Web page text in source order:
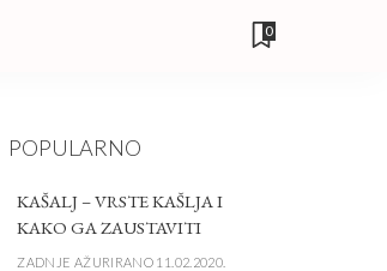
0
POPULARNO
KAŠALJ – VRSTE KAŠLJA I
KAKO GA ZAUSTAVITI
ZADNJE AŽURIRANO 11.02.2020.